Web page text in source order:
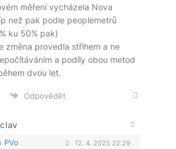
měření vycházela Nova
než pak podle peoplemetrů
ku 50% pak)
změna provedla střihem a ne
a podíly obou metod
dvou let.
Odpovědět
PVo 12. 4. 2025 22:29